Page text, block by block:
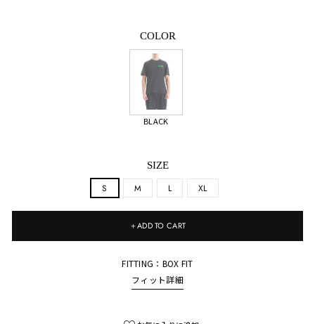
COLOR
BLACK
SIZE
S
M L XL
＋ADD TO CART
FITTING：BOX FIT
フィット詳細